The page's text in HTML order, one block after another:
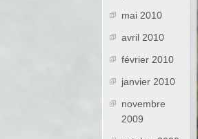
mai 2010
avril 2010
février 2010
janvier 2010
novembre
2009